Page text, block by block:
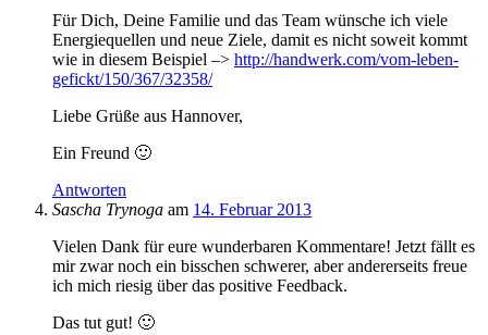
Für Dich, Deine Familie und das Team wünsche ich viele
Energiequellen und neue Ziele, damit es nicht soweit kommt
wie in diesem Beispiel –> http://handwerk.com/vom-leben-
gefickt/150/367/32358/
Liebe Grüße aus Hannover,
Ein Freund 🙂
Antworten
Sascha Trynoga am 14. Februar 2013
Vielen Dank für eure wunderbaren Kommentare! Jetzt fällt es
mir zwar noch ein bisschen schwerer, aber andererseits freue
ich mich riesig über das positive Feedback.
Das tut gut! 🙂